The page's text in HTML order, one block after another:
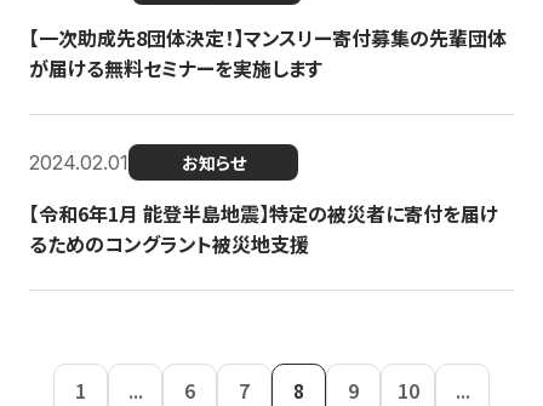
【一次助成先8団体決定！】マンスリー寄付募集の先輩団体
が届ける無料セミナーを実施します
2024.02.01 お知らせ
【令和6年1月 能登半島地震】特定の被災者に寄付を届け
るためのコングラント被災地支援
1 ... 6 7 8 9 10
...